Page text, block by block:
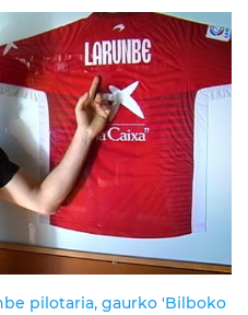
pilotaria, gaurko 'Bilboko